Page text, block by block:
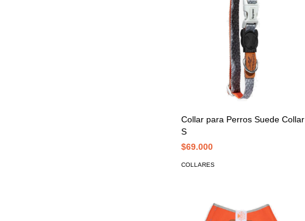
Collar para Perros Suede Collar
S
$69.000
COLLARES